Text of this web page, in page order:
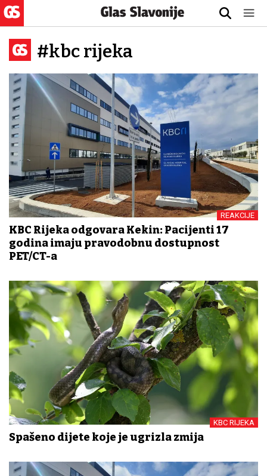
#kbc rijeka
REAKCIJE
KBC Rijeka odgovara Kekin: Pacijenti 17
godina imaju pravodobnu dostupnost
PET/CT-a
KBC RIJEKA
Spašeno dijete koje je ugrizla zmija